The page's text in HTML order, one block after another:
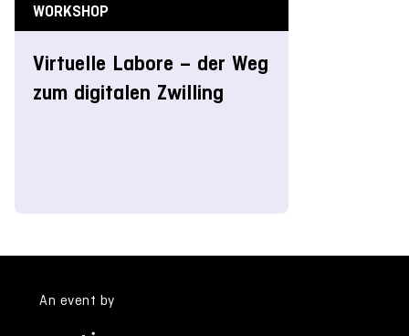
WORKSHOP
Virtuelle Labore – der Weg
zum digitalen Zwilling
An event by